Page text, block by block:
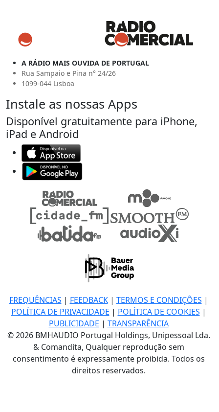
A RÁDIO MAIS OUVIDA DE PORTUGAL
Rua Sampaio e Pina n° 24/26
1099-044 Lisboa
Instale as nossas Apps
Disponível gratuitamente para iPhone,
iPad e Android
FREQUÊNCIAS | FEEDBACK| TERMOS E CONDIÇÕES |
POLÍTICA DE PRIVACIDADE | POLÍTICA DE COOKIES |
PUBLICIDADE | TRANSPARÊNCIA
© 2026 BMHAUDIO Portugal Holdings, Unipessoal Lda.
& Comandita, Qualquer reprodução sem
consentimento é expressamente proibida. Todos os
direitos reservados.